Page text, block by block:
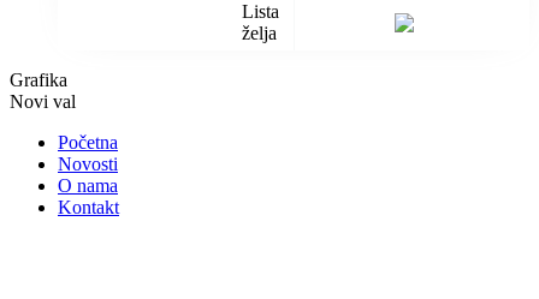
Lista
želja
Grafika
Novi val
Početna
Novosti
O nama
Kontakt